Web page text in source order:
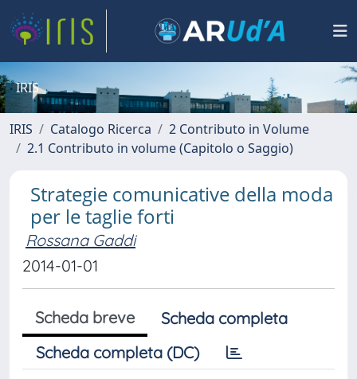
IRIS
IRIS Catalogo Ricerca
2 Contributo in Volume
2.1 Contributo in volume (Capitolo o Saggio)
Strategie comunicative della moda
per le taglie forti
Rossana Gaddi
2014-01-01
Scheda breve
Scheda completa
Scheda completa (DC)